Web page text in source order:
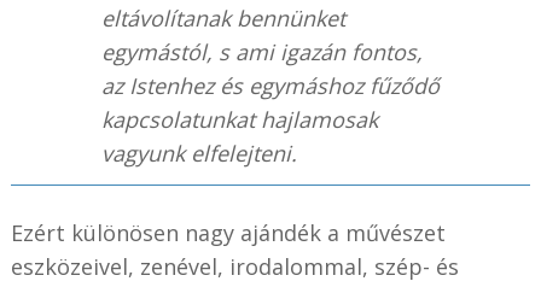
eltávolítanak bennünket
egymástól, s ami igazán fontos,
az Istenhez és egymáshoz fűződő
kapcsolatunkat hajlamosak
vagyunk elfelejteni.
Ezért különösen nagy ajándék a művészet
eszközeivel, zenével, irodalommal, szép- és